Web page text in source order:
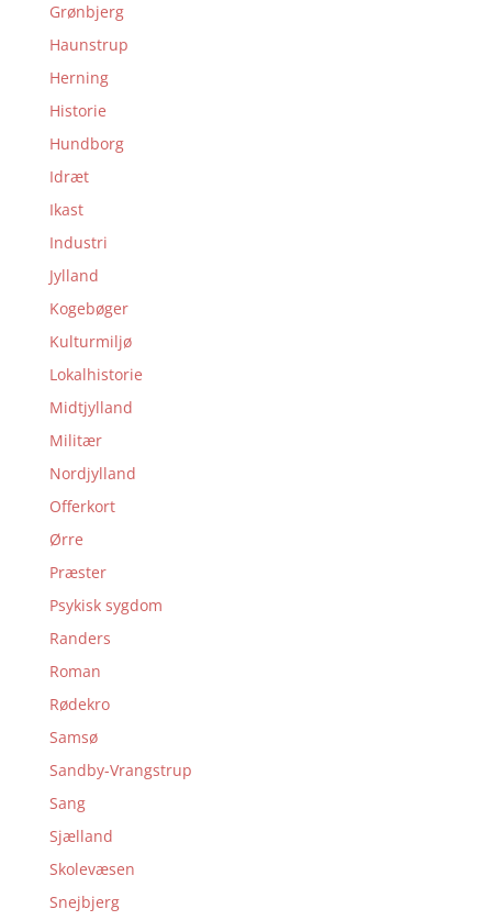
Grønbjerg
Haunstrup
Herning
Historie
Hundborg
Idræt
Ikast
Industri
Jylland
Kogebøger
Kulturmiljø
Lokalhistorie
Midtjylland
Militær
Nordjylland
Offerkort
Ørre
Præster
Psykisk sygdom
Randers
Roman
Rødekro
Samsø
Sandby-Vrangstrup
Sang
Sjælland
Skolevæsen
Snejbjerg